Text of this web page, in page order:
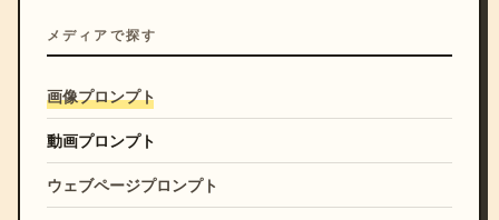
メディアで探す
画像プロンプト
動画プロンプト
ウェブページプロンプト